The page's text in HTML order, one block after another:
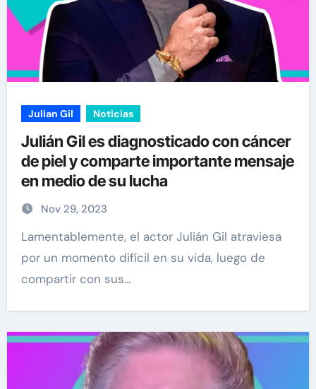
Julian Gil Noticias
Julián Gil es diagnosticado con cáncer
de piel y comparte importante mensaje
en medio de su lucha
Nov 29, 2023
Lamentablemente, el actor Julián Gil atraviesa
por un momento difícil en su vida, luego de
compartir con sus…